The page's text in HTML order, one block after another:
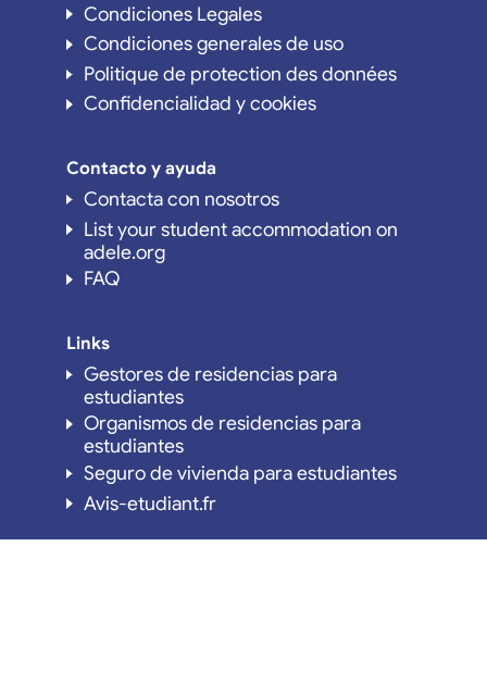
Condiciones Legales
Condiciones generales de uso
Politique de protection des données
Confidencialidad y cookies
Contacto y ayuda
Contacta con nosotros
List your student accommodation on
adele.org
FAQ
Links
Gestores de residencias para
estudiantes
Organismos de residencias para
estudiantes
Seguro de vivienda para estudiantes
Avis-etudiant.fr